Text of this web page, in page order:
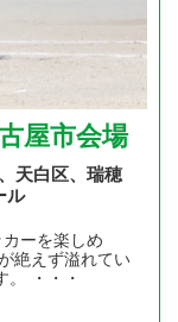
屋市会場
天白区、瑞穂
ル
ーを楽しめ
絶えず溢れてい
。 ・・・